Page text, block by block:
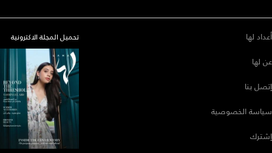
أعداد لها
عن لها
إتصل بنا
سياسة الخصوصية
إشترك
تحميل المجلة الاكترونية